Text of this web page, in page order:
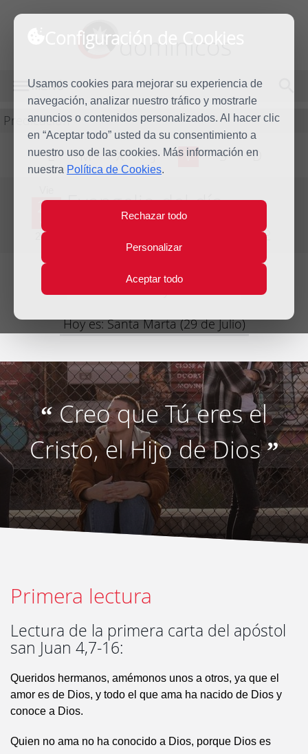
Configuración de Cookies
Usamos cookies para mejorar su experiencia de
navegación, analizar nuestro tráfico y mostrarle
anuncios o contenidos personalizados. Al hacer clic
en “Aceptar todo” usted da su consentimiento a
nuestro uso de las cookies. Más información en
nuestra Política de Cookies.
Rechazar todo
Personalizar
Aceptar todo
dominicos
MENÚ
Predicación
L M X J V S D
29
2022
Evangelio del día
Decimoséptima semana del Tiempo Ordinario
Lecturas del día y comentario
Hoy es: Santa Marta (29 de Julio)
“Creo que Tú eres el
Cristo, el Hijo de Dios”
Primera lectura
Lectura de la primera carta del apóstol
san Juan 4,7-16:
Queridos hermanos, amémonos unos a otros, ya que el
amor es de Dios, y todo el que ama ha nacido de Dios y
conoce a Dios.
Quien no ama no ha conocido a Dios, porque Dios es